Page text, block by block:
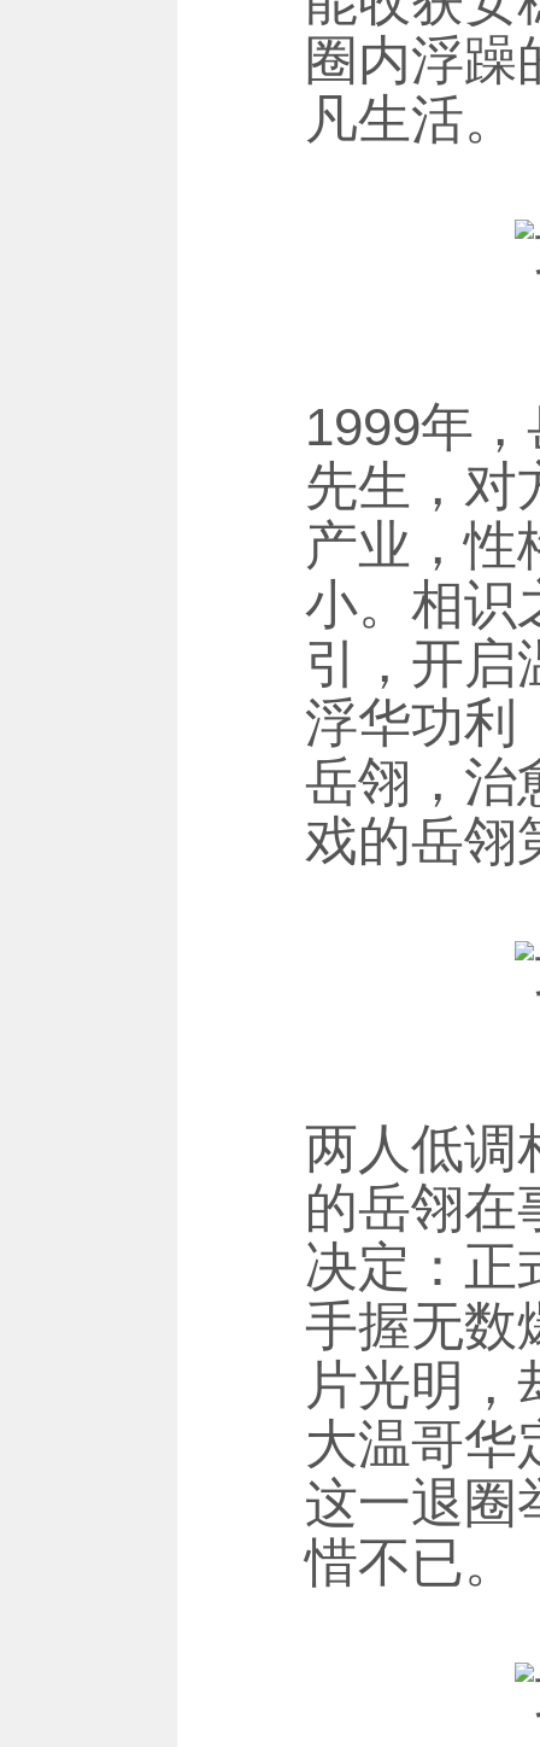
圈内浮躁
凡生活。
1999年
先生，对
产业，性
小。相识
引，开启
浮华功利
岳翎，治
戏的岳翎
两人低调
的岳翎在
决定：正
手握无数
片光明，
大温哥华
这一退圈
惜不已。